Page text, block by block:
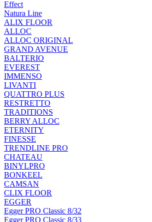
Effect
Natura Line
ALIX FLOOR
ALLOC
ALLOC ORIGINAL
GRAND AVENUE
BALTERIO
EVEREST
IMMENSO
LIVANTI
QUATTRO PLUS
RESTRETTO
TRADITIONS
BERRY ALLOC
ETERNITY
FINESSE
TRENDLINE PRO
CHATEAU
BINYLPRO
BONKEEL
CAMSAN
CLIX FLOOR
EGGER
Egger PRO Classic 8/32
Egger PRO Classic 8/33